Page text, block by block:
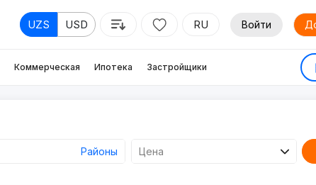
UZS USD RU Войти
Коммерческая Ипотека Застройщики
Районы Цена